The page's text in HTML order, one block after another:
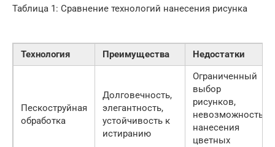
Таблица 1: Сравнение технологий нанесения рисунка
Технология Преимущества Недостатки
Пескоструйная
обработка
Долговечность,
элегантность,
устойчивость к
истиранию
Ограниченный
выбор
рисунков,
невозможность
нанесения
цветных